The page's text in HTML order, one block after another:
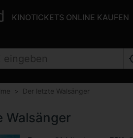
KINOTICKETS ONLINE KAUFEN
Der letzte Walsänger
Walsänger